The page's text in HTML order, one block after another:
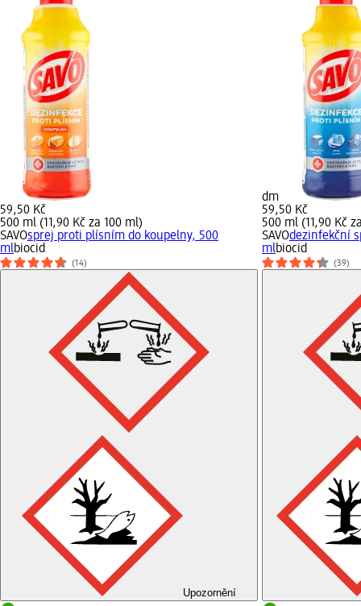
59,50 Kč
500 ml (11,90 Kč za 100 ml)
SAVOsprej proti plísním do koupelny, 500
mlbiocid
(14)
Upozornění
dm
59,50 Kč
500 ml (11,90 Kč
SAVOdezinfekční
mlbiocid
(39)